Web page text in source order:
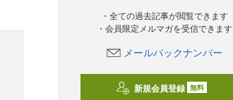
・全ての過去記事が閲覧できます
・会員限定メルマガを受信できます
メールバックナンバー
新規会員登録 無料